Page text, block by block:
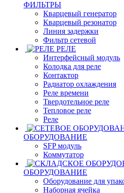
ФИЛЬТРЫ
Кварцевый генератор
Кварцевый резонатор
Линия задержки
Фильтр сетевой
РЕЛЕ
Интерфейсный модуль
Колодка для реле
Контактор
Радиатор охлаждения
Реле времени
Твердотельное реле
Тепловое реле
Реле
ОБОРУДОВАНИЕ
SFP модуль
Коммутатор
ОБОРУДОВАНИЕ
Оборудование для
Наборная ячейка